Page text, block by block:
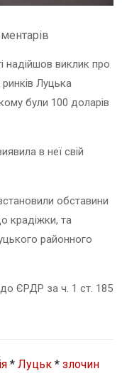
надійшов виклик про
Луцька
були 100 доларів
в неї свій
обставини
крадіжки, та
районного
ЄРДР за ч. 1 ст. 185
* Луцьк * злочин